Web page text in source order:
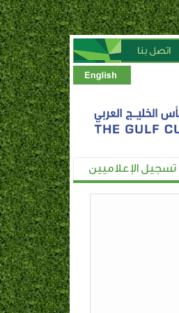
تسجيل الإعلاميين